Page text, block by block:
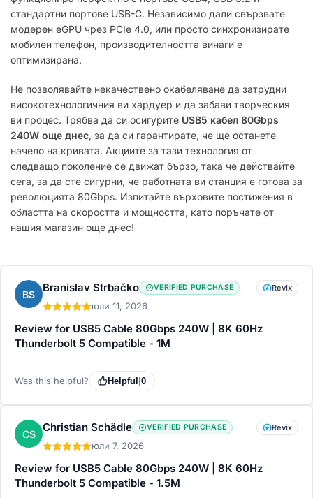
стандартни портове USB-C. Независимо дали свързвате
модерен eGPU чрез PCIe 4.0, или просто синхронизирате
мобилен телефон, производителността винаги е
оптимизирана.
Не позволявайте некачествено окабеляване да затрудни
високотехнологичния ви хардуер и да забави творческия
ви процес. Трябва да си осигурите USB5 кабел 80Gbps
240W още днес, за да си гарантирате, че ще останете
начело на кривата. Акциите за тази технология от
следващо поколение се движат бързо, така че действайте
сега, за да сте сигурни, че работната ви станция е готова за
революцията 80Gbps. Изпитайте върховите постижения в
областта на скоростта и мощността, като поръчате от
нашия магазин още днес!
BS Branislav Strbačko VERIFIED PURCHASE
юли 11, 2026
Revix
Review for USB5 Cable 80Gbps 240W | 8K 60Hz
Thunderbolt 5 Compatible - 1M
Was this helpful? Helpful|0
CS Christian Schädle VERIFIED PURCHASE
юли 7, 2026
Revix
Review for USB5 Cable 80Gbps 240W | 8K 60Hz
Thunderbolt 5 Compatible - 1.5M